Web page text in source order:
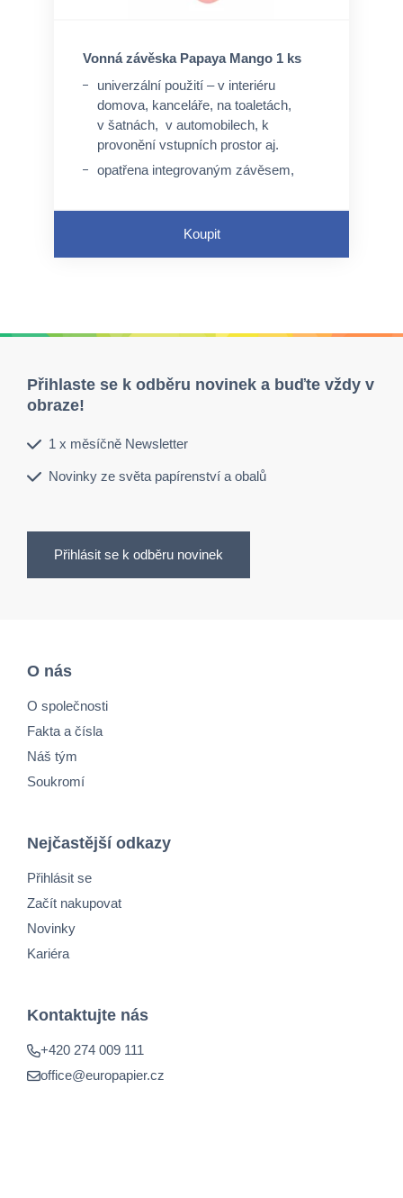
Vonná závěska Papaya Mango 1 ks
univerzální použití – v interiéru
domova, kanceláře, na toaletách,
v šatnách, v automobilech, k
provonění vstupních prostor aj.
opatřena integrovaným závěsem,
využít perforovaný otvor a pružný
neaktivuje se průtokem tekutin
Koupit
Přihlaste se k odběru novinek a buďte vždy v
obraze!
1 x měsíčně Newsletter
Novinky ze světa papírenství a obalů
Přihlásit se k odběru novinek
O nás
O společnosti
Fakta a čísla
Náš tým
Soukromí
Nejčastější odkazy
Přihlásit se
Začít nakupovat
Novinky
Kariéra
Kontaktujte nás
+420 274 009 111
office@europapier.cz